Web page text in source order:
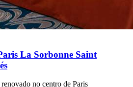
La Sorbonne Saint
no centro de Paris